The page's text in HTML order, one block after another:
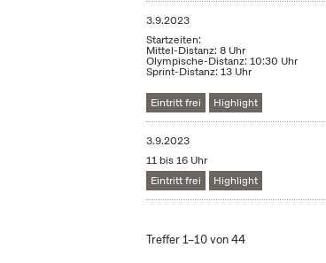
3.9.2023
Startzeiten:
Mittel-Distanz: 8 Uhr
Olympische-Distanz: 10:30 Uhr
Sprint-Distanz: 13 Uhr
Eintritt frei Highlight
3.9.2023
11 bis 16 Uhr
Eintritt frei
Highlight
Treffer 1–10 von 44